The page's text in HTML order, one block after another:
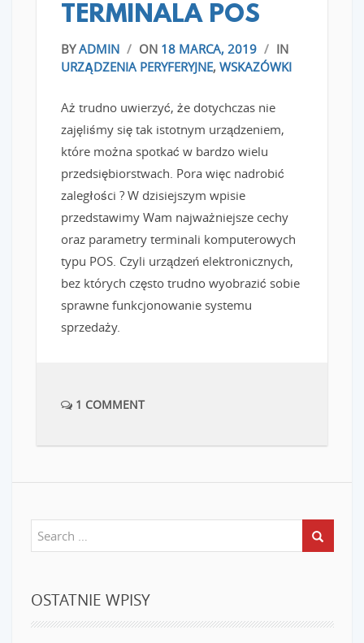
TERMINALA POS
BYADMIN / ON 18 MARCA, 2019 / IN
URZĄDZENIA PERYFERYJNE, WSKAZÓWKI
Aż trudno uwierzyć, że dotychczas nie
zajęliśmy się tak istotnym urządzeniem,
które można spotkać w bardzo wielu
przedsiębiorstwach. Pora więc nadrobić
zaległości ? W dzisiejszym wpisie
przedstawimy Wam najważniejsze cechy
oraz parametry terminali komputerowych
typu POS. Czyli urządzeń elektronicznych,
bez których często trudno wyobrazić sobie
sprawne funkcjonowanie systemu
sprzedaży.
1 COMMENT
OSTATNIE WPISY